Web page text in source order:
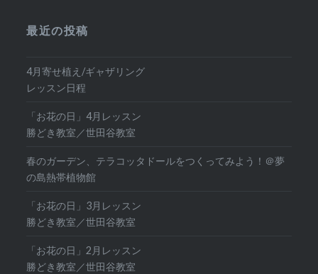
最近の投稿
4月寄せ植え/ギャザリング
レッスン日程
「お花の日」4月レッスン
勝どき教室／世田谷教室
春のガーデン、テラコッタドールをつくってみよう！＠夢
の島熱帯植物館
「お花の日」3月レッスン
勝どき教室／世田谷教室
「お花の日」2月レッスン
勝どき教室／世田谷教室